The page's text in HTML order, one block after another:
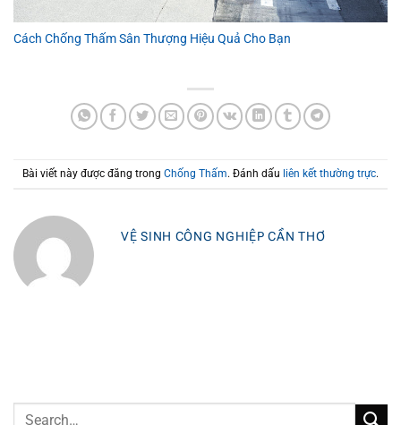
Cách Chống Thấm Sân Thượng Hiệu Quả Cho Bạn
Bài viết này được đăng trong Chống Thấm. Đánh dấu liên kết thường trực.
VỆ SINH CÔNG NGHIỆP CẦN THƠ